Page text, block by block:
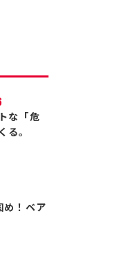
な「危
る。
め！ベア